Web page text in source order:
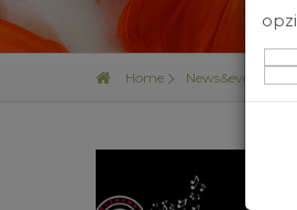
Home News&events